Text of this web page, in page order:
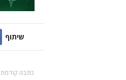
שיתוף
כתבה קודמת